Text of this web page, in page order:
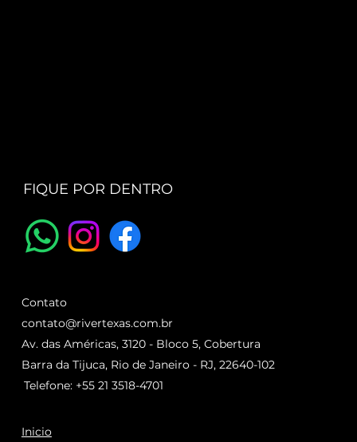
FIQUE POR DENTRO
Inicio
Contato
contato@rivertexas.com.br
Telefone: +55 21 3518-4701
Av. das Américas, 3120 - Bloco 5, Cobertura
Barra da Tijuca, Rio de Janeiro - RJ, 22640-102